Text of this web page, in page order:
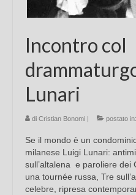
Incontro col
Lunari
di Cristian Bonomi | postato in:
Se il mondo è un
milanese Luigi Lunari:
sull’altalena e paroliere dei
una tournée russa, Tre
celebre, ripresa